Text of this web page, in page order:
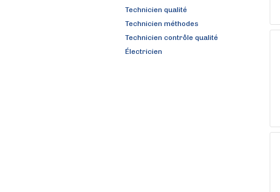
Technicien qualité
Technicien méthodes
Technicien contrôle qualité
Électricien